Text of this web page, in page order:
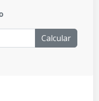
Calcular